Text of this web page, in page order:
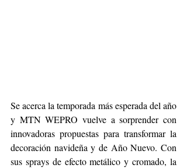
Se acerca la temporada más esperada del año
y MTN WEPRO vuelve a sorprender con
innovadoras propuestas para transformar la
decoración navideña y de Año Nuevo. Con
sus sprays de efecto metálico y cromado, la